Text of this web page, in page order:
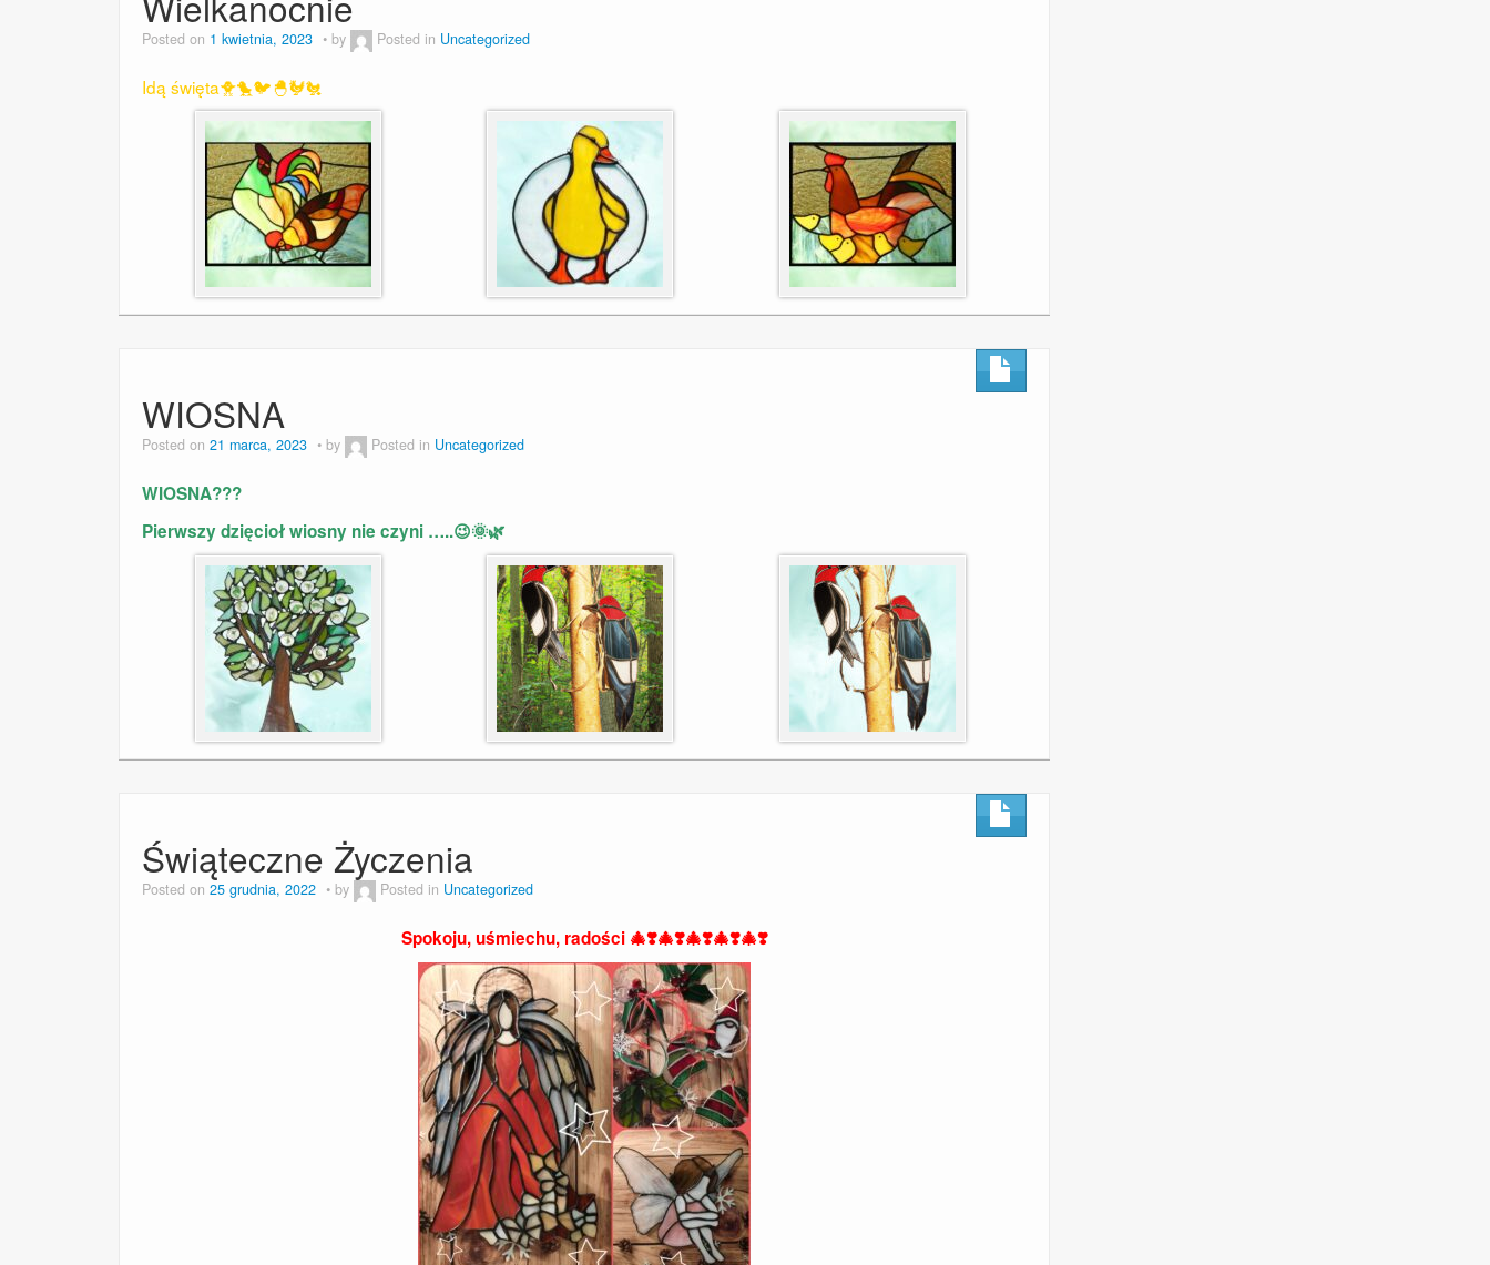
Posted on 1 kwietnia, 2023 by Posted in Uncategorized
Idą święta🐥🐤🐦🐣🐓🐔
WIOSNA
Posted on 21 marca, 2023 by Posted in Uncategorized
WIOSNA???
Pierwszy dzięcioł wiosny nie czyni …..😉🌞🌿
Świąteczne Życzenia
Posted on 25 grudnia, 2022 by Posted in Uncategorized
Spokoju, uśmiechu, radości 🎄❣️🎄❣️🎄❣️🎄❣️🎄❣️